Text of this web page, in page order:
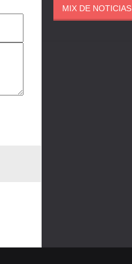
MIX DE NOTICIAS